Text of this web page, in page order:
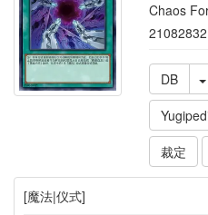
Chaos
21082832
DB
裁定
[魔法|仪式]